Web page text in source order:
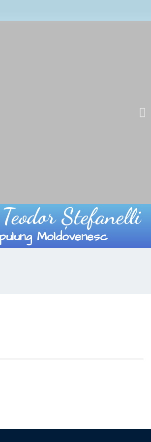
Ștefanelli
Moldovenesc